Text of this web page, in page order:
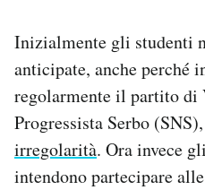
Inizialmente gli studenti
anticipate, anche perché
regolarmente il partito
Progressista Serbo
irregolarità. Ora invece
intendono partecipare